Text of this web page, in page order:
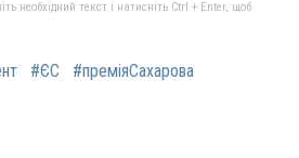
необхідний текст і натисніть Ctrl + Enter, щоб
#ЄС #преміяСахарова